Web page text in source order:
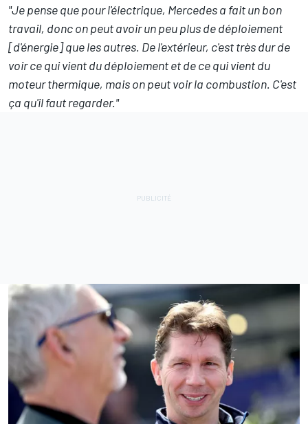
"Je pense que pour l'électrique, Mercedes a fait un bon
travail, donc on peut avoir un peu plus de déploiement
[d'énergie] que les autres. De l'extérieur, c'est très dur de
voir ce qui vient du déploiement et de ce qui vient du
moteur thermique, mais on peut voir la combustion. C'est
ça qu'il faut regarder."